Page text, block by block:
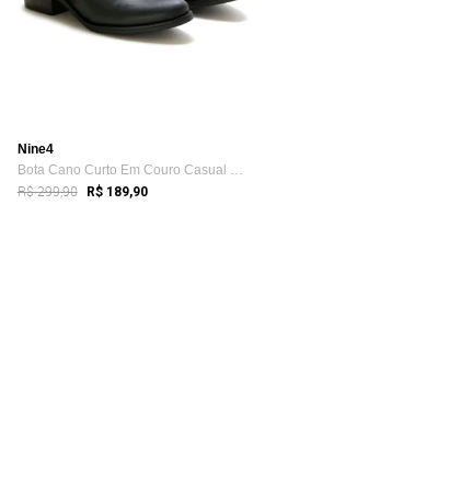
Nine4
Bota Cano Curto Em Couro Casual Nine4 Di...
R$ 299,90 R$ 189,90